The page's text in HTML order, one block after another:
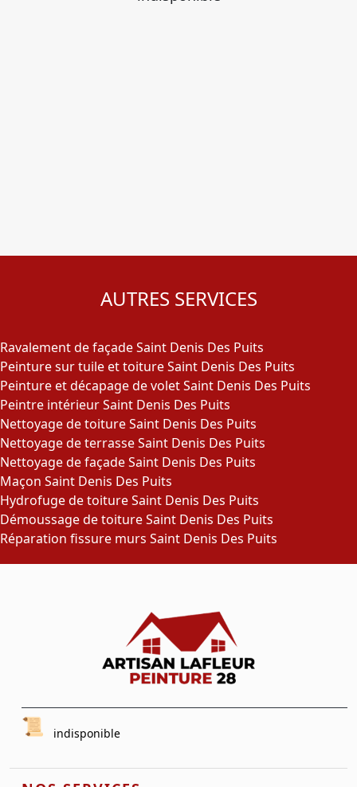
AUTRES SERVICES
Ravalement de façade Saint Denis Des Puits
Peinture sur tuile et toiture Saint Denis Des Puits
Peinture et décapage de volet Saint Denis Des Puits
Peintre intérieur Saint Denis Des Puits
Nettoyage de toiture Saint Denis Des Puits
Nettoyage de terrasse Saint Denis Des Puits
Nettoyage de façade Saint Denis Des Puits
Maçon Saint Denis Des Puits
Hydrofuge de toiture Saint Denis Des Puits
Démoussage de toiture Saint Denis Des Puits
Réparation fissure murs Saint Denis Des Puits
indisponible